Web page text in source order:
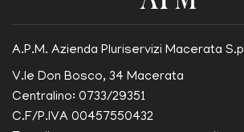
A.P.M. Azienda Pluriservizi Macerata
V.le Don Bosco, 34 Macerata
Centralino: 0733/29351
C.F/P.IVA 00457550432